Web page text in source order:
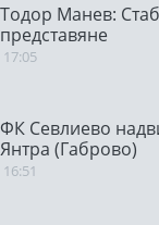
Тодор Манев:
представяне
17:05
ФК Севлиево
Янтра (Габрово)
16:51